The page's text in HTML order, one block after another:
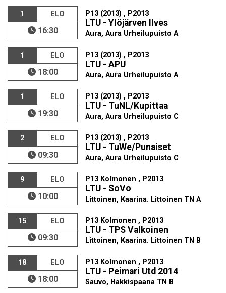
1 ELO
16:30
P13 (2013) , P2013
LTU - Ylöjärven Ilves
Aura, Aura Urheilupuisto A
1 ELO
18:00
P13 (2013) , P2013
LTU - APU
Aura, Aura Urheilupuisto A
1 ELO
19:30
P13 (2013) , P2013
LTU - TuNL/Kupittaa
Aura, Aura Urheilupuisto C
2 ELO
09:30
P13 (2013) , P2013
LTU - TuWe/Punaiset
Aura, Aura Urheilupuisto C
9 ELO
10:00
P13 Kolmonen , P2013
LTU - SoVo
Littoinen, Kaarina. Littoinen TN A
15 ELO
09:30
P13 Kolmonen , P2013
LTU - TPS Valkoinen
Littoinen, Kaarina. Littoinen TN B
18 ELO
18:00
P13 Kolmonen , P2013
LTU - Peimari Utd 2014
Sauvo, Hakkispaana TN B